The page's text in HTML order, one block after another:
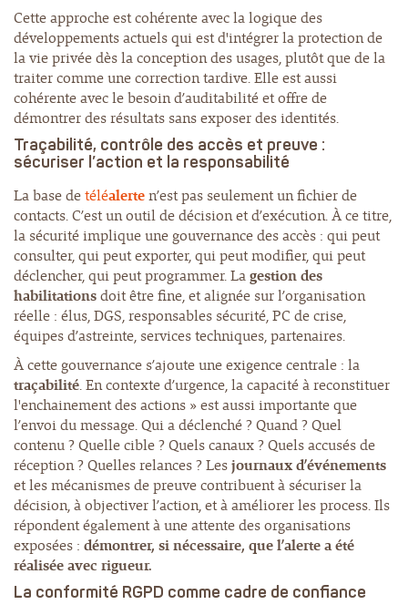
Cette approche est cohérente avec la logique des
développements actuels qui est d'intégrer la protection de
la vie privée dès la conception des usages, plutôt que de la
traiter comme une correction tardive. Elle est aussi
cohérente avec le besoin d’auditabilité et offre de
démontrer des résultats sans exposer des identités.
Traçabilité, contrôle des accès et preuve :
sécuriser l’action et la responsabilité
La base detéléalerten’est pas seulement un fichier de
contacts. C’est un outil de décision et d’exécution. À ce titre,
la sécurité implique une gouvernance des accès : qui peut
consulter, qui peut exporter, qui peut modifier, qui peut
déclencher, qui peut programmer. Lagestion des
habilitationsdoit être fine, et alignée sur l’organisation
réelle : élus, DGS, responsables sécurité, PC de crise,
équipes d’astreinte, services techniques, partenaires.
À cette gouvernance s’ajoute une exigence centrale : la
traçabilité. En contexte d’urgence, la capacité à reconstituer
l'enchainement des actions » est aussi importante que
l’envoi du message. Qui a déclenché ? Quand ? Quel
contenu ? Quelle cible ? Quels canaux ? Quels accusés de
réception ? Quelles relances ? Lesjournaux d’événements
et les mécanismes de preuve contribuent à sécuriser la
décision, à objectiver l’action, et à améliorer les process. Ils
répondent également à une attente des organisations
exposées : démontrer, si nécessaire, que l’alerte a été
réalisée avec rigueur.
La conformité RGPD comme cadre de confiance